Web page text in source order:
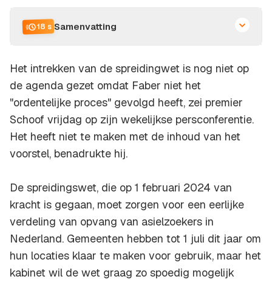
18 s Samenvatting
Het intrekken van de spreidingwet is nog niet op
de agenda gezet omdat Faber niet het
"ordentelijke proces" gevolgd heeft, zei premier
Schoof vrijdag op zijn wekelijkse persconferentie.
Het heeft niet te maken met de inhoud van het
voorstel, benadrukte hij.
De spreidingswet, die op 1 februari 2024 van
kracht is gegaan, moet zorgen voor een eerlijke
verdeling van opvang van asielzoekers in
Nederland. Gemeenten hebben tot 1 juli dit jaar om
hun locaties klaar te maken voor gebruik, maar het
kabinet wil de wet graag zo spoedig mogelijk